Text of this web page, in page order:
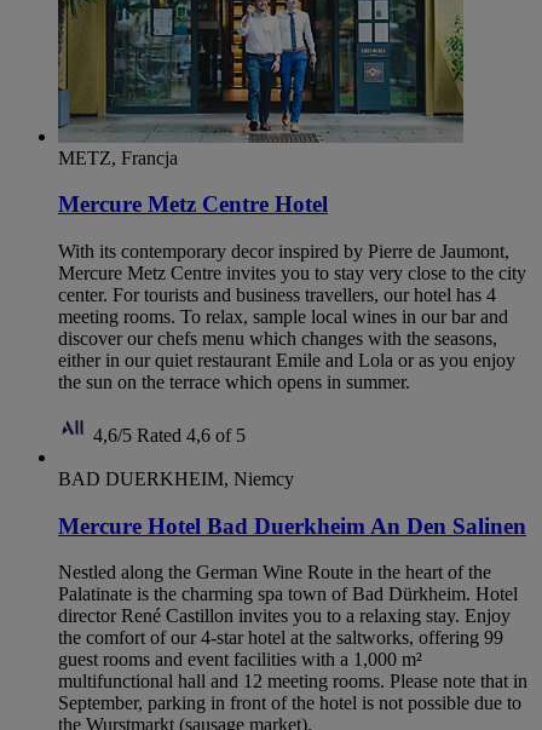
METZ, Francja
Mercure Metz Centre Hotel
With its contemporary decor inspired by Pierre de Jaumont,
Mercure Metz Centre invites you to stay very close to the city
center. For tourists and business travellers, our hotel has 4
meeting rooms. To relax, sample local wines in our bar and
discover our chefs menu which changes with the seasons,
either in our quiet restaurant Emile and Lola or as you enjoy
the sun on the terrace which opens in summer.
4,6/5 Rated 4,6 of 5
BAD DUERKHEIM, Niemcy
Mercure Hotel Bad Duerkheim An Den Salinen
Nestled along the German Wine Route in the heart of the
Palatinate is the charming spa town of Bad Dürkheim. Hotel
director René Castillon invites you to a relaxing stay. Enjoy
the comfort of our 4-star hotel at the saltworks, offering 99
guest rooms and event facilities with a 1,000 m²
multifunctional hall and 12 meeting rooms. Please note that in
September, parking in front of the hotel is not possible due to
the Wurstmarkt (sausage market).